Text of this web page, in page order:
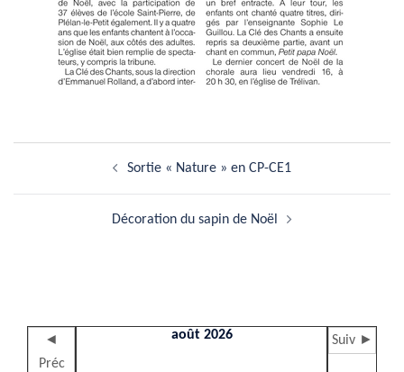
Sortie « Nature » en CP-CE1
Décoration du sapin de Noël
◄
Préc
août 2026 Suiv ►